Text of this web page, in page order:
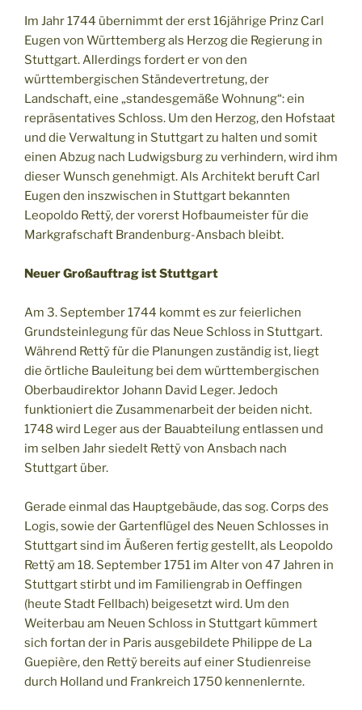
Im Jahr 1744 übernimmt der erst 16jährige Prinz Carl
Eugen von Württemberg als Herzog die Regierung in
Stuttgart. Allerdings fordert er von den
württembergischen Ständevertretung, der
Landschaft, eine „standesgemäße Wohnung“: ein
repräsentatives Schloss. Um den Herzog, den Hofstaat
und die Verwaltung in Stuttgart zu halten und somit
einen Abzug nach Ludwigsburg zu verhindern, wird ihm
dieser Wunsch genehmigt. Als Architekt beruft Carl
Eugen den inszwischen in Stuttgart bekannten
Leopoldo Rettÿ, der vorerst Hofbaumeister für die
Markgrafschaft Brandenburg-Ansbach bleibt.
Neuer Großauftrag ist Stuttgart
Am 3. September 1744 kommt es zur feierlichen
Grundsteinlegung für das Neue Schloss in Stuttgart.
Während Rettÿ für die Planungen zuständig ist, liegt
die örtliche Bauleitung bei dem württembergischen
Oberbaudirektor Johann David Leger. Jedoch
funktioniert die Zusammenarbeit der beiden nicht.
1748 wird Leger aus der Bauabteilung entlassen und
im selben Jahr siedelt Rettÿ von Ansbach nach
Stuttgart über.
Gerade einmal das Hauptgebäude, das sog. Corps des
Logis, sowie der Gartenflügel des Neuen Schlosses in
Stuttgart sind im Äußeren fertig gestellt, als Leopoldo
Rettÿ am 18. September 1751 im Alter von 47 Jahren in
Stuttgart stirbt und im Familiengrab in Oeffingen
(heute Stadt Fellbach) beigesetzt wird. Um den
Weiterbau am Neuen Schloss in Stuttgart kümmert
sich fortan der in Paris ausgebildete Philippe de La
Guepière, den Rettÿ bereits auf einer Studienreise
durch Holland und Frankreich 1750 kennenlernte.